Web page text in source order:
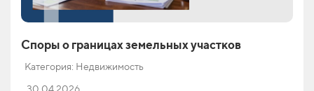
Споры о границах земельных участков
Категория: Недвижимость